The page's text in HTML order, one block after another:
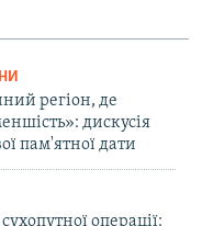
регіон, де
дискусія
пам'ятної дати
операції: